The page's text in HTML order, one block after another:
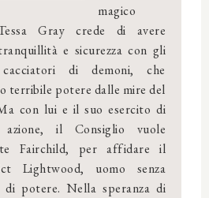
magico
Gray crede di avere
e sicurezza con gli
di demoni, che
terribile potere dalle mire del
con lui e il suo esercito di
il Consiglio vuole
Fairchild, per affidare il
Lightwood, uomo senza
potere. Nella speranza di